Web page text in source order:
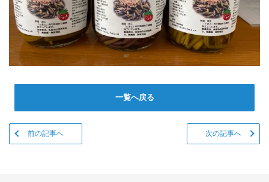
一覧へ戻る
前の記事へ 次の記事へ